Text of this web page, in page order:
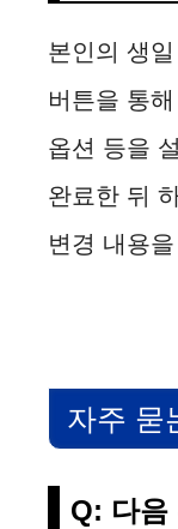
본인의 생
버튼을 통
옵션 등을
완료한 뒤
변경 내용
자주 묻
Q: 다음